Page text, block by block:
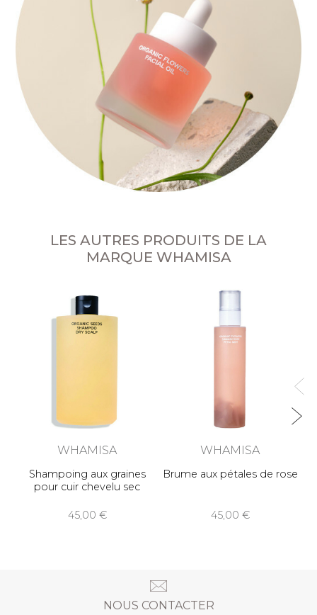
LES AUTRES PRODUITS DE LA
MARQUE WHAMISA
WHAMISA
Shampoing aux graines
pour cuir chevelu sec
45,00
WHAMISA
Brume aux pétales de rose
45,00
NOUS CONTACTER